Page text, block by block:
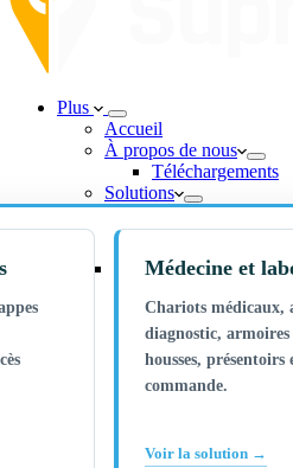
Plus
Accueil
À propos de nous
Téléchargements
Solutions
Médecine et
Chariots médicaux,
diagnostic,
housses, présentoirs
commande.
Voir la solution →